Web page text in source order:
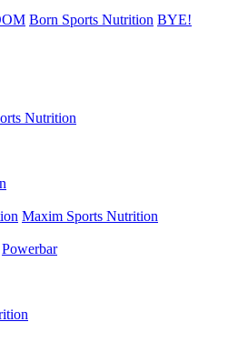
Born Sports Nutrition BYE!
Nutrition
Maxim Sports Nutrition
Powerbar